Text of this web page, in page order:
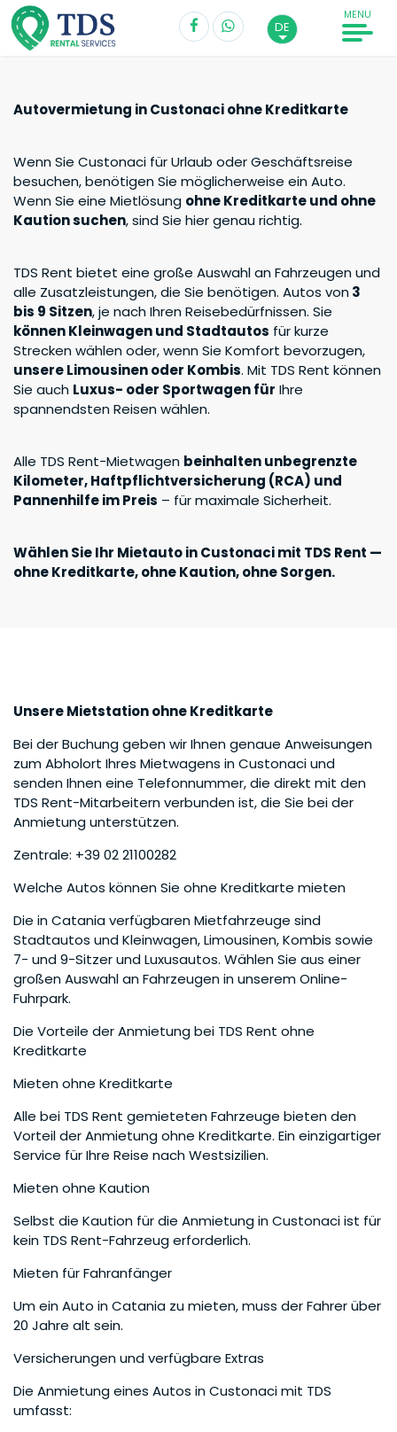
DE
MENU
Autovermietung in Custonaci ohne Kreditkarte
Wenn Sie Custonaci für Urlaub oder Geschäftsreise
besuchen, benötigen Sie möglicherweise ein Auto.
Wenn Sie eine Mietlösung ohne Kreditkarte und ohne
Kaution suchen, sind Sie hier genau richtig.
TDS Rent bietet eine große Auswahl an Fahrzeugen und
alle Zusatzleistungen, die Sie benötigen. Autos von3
bis 9 Sitzen, je nach Ihren Reisebedürfnissen. Sie
können Kleinwagen und Stadtautos für kurze
Strecken wählen oder, wenn Sie Komfort bevorzugen,
unsere Limousinen oder Kombis. Mit TDS Rent können
Sie auch Luxus- oder Sportwagen für Ihre
spannendsten Reisen wählen.
Alle TDS Rent-Mietwagen beinhalten unbegrenzte
Kilometer, Haftpflichtversicherung (RCA) und
Pannenhilfe im Preis – für maximale Sicherheit.
Wählen Sie Ihr Mietauto in Custonaci mit TDS Rent —
ohne Kreditkarte, ohne Kaution, ohne Sorgen.
Abholung*
Custonaci
Abholdatum
Custonaci
Rückgabedatum Uhrzeit
Fahrer über 20 Jahre
Ich bin TDS Rent Partner
Fahrzeug suchen
Unsere Mietstation ohne Kreditkarte
Bei der Buchung geben wir Ihnen genaue Anweisungen
zum Abholort Ihres Mietwagens in Custonaci und
senden Ihnen eine Telefonnummer, die direkt mit den
TDS Rent-Mitarbeitern verbunden ist, die Sie bei der
Anmietung unterstützen.
Zentrale: +39 02 21100282
Welche Autos können Sie ohne Kreditkarte mieten
Die in Catania verfügbaren Mietfahrzeuge sind
Stadtautos und Kleinwagen, Limousinen, Kombis sowie
7- und 9-Sitzer und Luxusautos. Wählen Sie aus einer
großen Auswahl an Fahrzeugen in unserem Online-
Fuhrpark.
Die Vorteile der Anmietung bei TDS Rent ohne
Kreditkarte
Mieten ohne Kreditkarte
Alle bei TDS Rent gemieteten Fahrzeuge bieten den
Vorteil der Anmietung ohne Kreditkarte. Ein einzigartiger
Service für Ihre Reise nach Westsizilien.
Mieten ohne Kaution
Selbst die Kaution für die Anmietung in Custonaci ist für
kein TDS Rent-Fahrzeug erforderlich.
Mieten für Fahranfänger
Um ein Auto in Catania zu mieten, muss der Fahrer über
20 Jahre alt sein.
Versicherungen und verfügbare Extras
Die Anmietung eines Autos in Custonaci mit TDS
umfasst: